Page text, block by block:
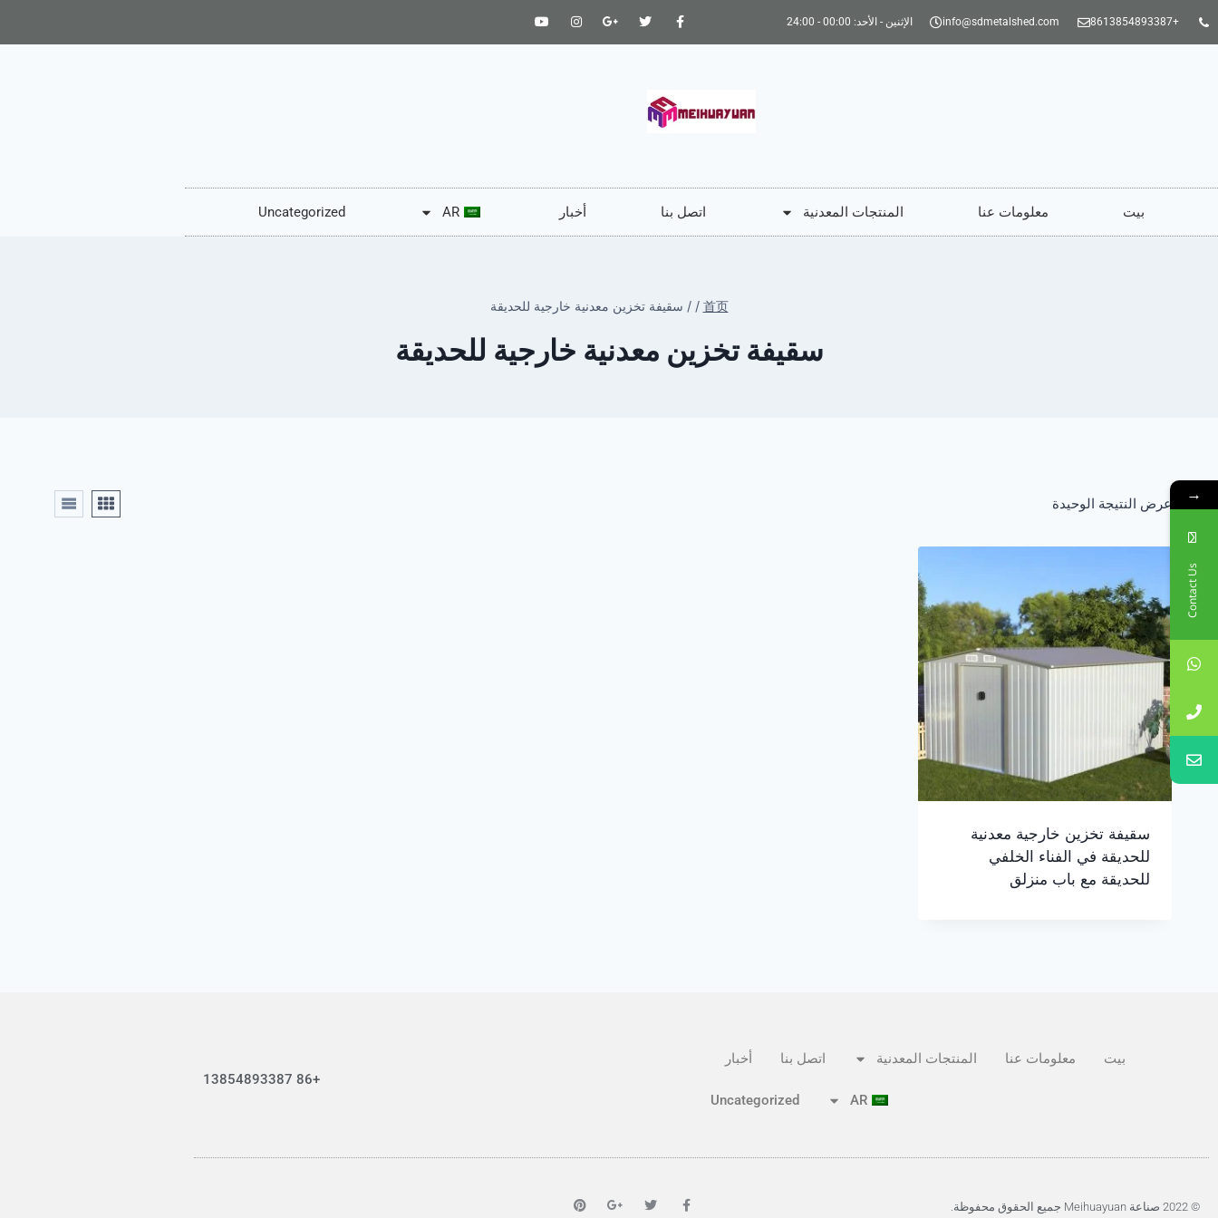
+8613854893387
info@sdmetalshed.com الإثنين - الأحد: 00:00 - 24:00
بيت معلومات عنا المنتجات المعدنية اتصل بنا أخبار AR
Uncategorized
首页
/
/ سقيفة تخزين معدنية خارجية للحديقة
سقيفة تخزين معدنية خارجية للحديقة
عرض النتيجة الوحيدة
سقيفة تخزين خارجية معدنية
للحديقة في الفناء الخلفي
للحديقة مع باب منزلق
بيت معلومات عنا المنتجات المعدنية اتصل بنا أخبار
AR
Uncategorized
+86 13854893387
© 2022 صناعة Meihuayuan جميع الحقوق محفوظة.
→
Contact Us